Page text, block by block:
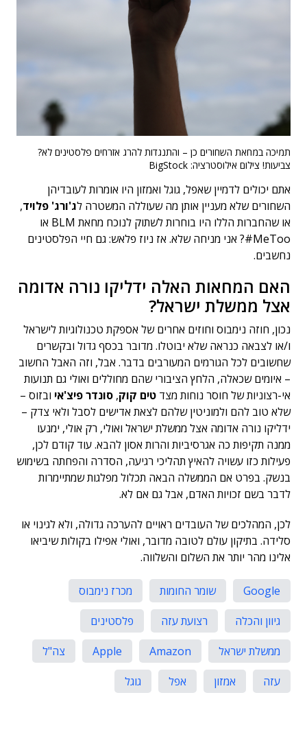
תמיכה במחאת השחורים כן – והתנגדות להרג אזרחים פלסטינים לא?
צביעות! צילום אילוסטרציה: BigStock
אתם יכולים לדמיין שאפל, גוגל ואמזון היו אומרות לעובדיהן
השחורים שלא מעניין אותן מה שעוללה המשטרה לג'ורג' פלויד,
או שהחברות הללו היו בוחרות לשתוק לנוכח מחאת BLM או
MeToo#? אני מניחה שלא. אז ניוז פלאש: גם חיי הפלסטינים
נחשבים.
האם המחאות האלה ידליקו נורה אדומה
אצל ממשלת ישראל?
נכון, חוזה נימבוס וחוזים אחרים של אספקת טכנולוגיות לישראל
ו/או לצבאה כנראה שלא יבוטלו. מדובר בכסף גדול ובקשרים
שחשובים לכל הגורמים המעורבים בדבר. אבל, וזה האבל החשוב
– איומים שכאלה, הלחץ הציבורי שהם מחוללים ואולי גם תנועות
אי-רצוניות של חוסר נוחות מצד טים קוק, סונדר פיצ'אי ובזוס –
שלא טוב להם ולמוניטין שלהם לצאת אדישים לסבל ולאי צדק –
ידליקו נורה אדומה אצל ממשלת ישראל ואולי, רק אולי, ימנעו
ממנה תקיפות כה אגרסיביות והרות אסון להבא. עוד קודם לכן,
פעילות כזו עשויה להאיץ תהליכי רגיעה, הסדרה והפחתה בשימוש
בנשק. בפרט אם הממשלה הבאה תכלול מפלגות שמתיימרות
לדבר בשם זכויות האדם, אבל גם אם לא.
לכן, המהלכים של העובדים ראויים להערכה גדולה, ולא לגינוי או
סלידה. בתיקון עולם לטובה מדובר, ואולי אפילו בקולות שיביאו
אלינו מהר יותר את השלום והשלווה.
Google שומר החומות
מכרז נימבוס
גיוון והכלה
רצועת עזה
פלסטינים
ממשלת ישראל
Amazon
Apple
צה"ל
עזה
אמזון אפל גוגל